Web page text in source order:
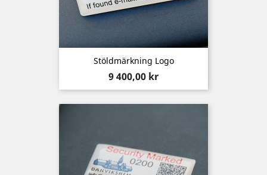
Stöldmärkning Logo
Pris
9 400,00 kr